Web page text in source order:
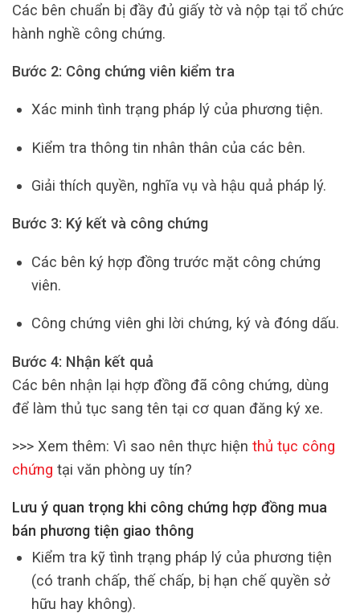
Các bên chuẩn bị đầy đủ giấy tờ và nộp tại tổ chức
hành nghề công chứng.
Bước 2: Công chứng viên kiểm tra
Xác minh tình trạng pháp lý của phương tiện.
Kiểm tra thông tin nhân thân của các bên.
Giải thích quyền, nghĩa vụ và hậu quả pháp lý.
Bước 3: Ký kết và công chứng
Các bên ký hợp đồng trước mặt công chứng
viên.
Công chứng viên ghi lời chứng, ký và đóng dấu.
Bước 4: Nhận kết quả
Các bên nhận lại hợp đồng đã công chứng, dùng
để làm thủ tục sang tên tại cơ quan đăng ký xe.
>>> Xem thêm: Vì sao nên thực hiện thủ tục công
chứng tại văn phòng uy tín?
Lưu ý quan trọng khi công chứng hợp đồng mua
bán phương tiện giao thông
Kiểm tra kỹ tình trạng pháp lý của phương tiện
(có tranh chấp, thế chấp, bị hạn chế quyền sở
hữu hay không).